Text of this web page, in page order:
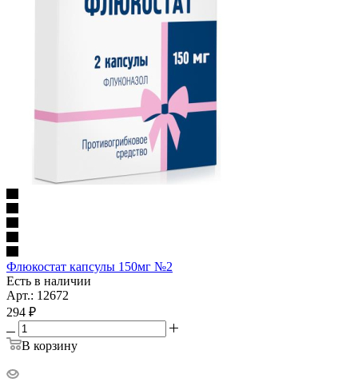
Флюкостат капсулы 150мг №2
Есть в наличии
Арт.: 12672
294 ₽
В корзину